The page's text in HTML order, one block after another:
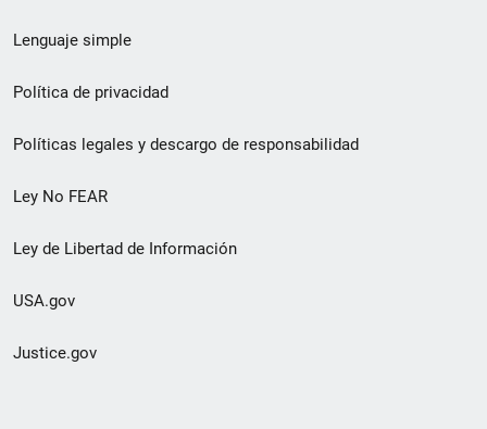
de
pie
de
página
Lenguaje simple
Política de privacidad
Políticas legales y descargo de responsabilidad
Ley No FEAR
Ley de Libertad de Información
USA.gov
Justice.gov